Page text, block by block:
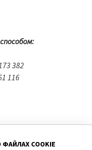
382
116
COOKIE